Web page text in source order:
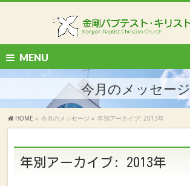
MENU
今月のメッセージ
HOME » 今月のメッセージ » 年別アーカイブ: 2013年
年別アーカイブ: 2013年